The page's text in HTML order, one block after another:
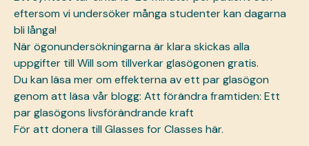
eftersom vi undersöker många studenter kan dagarna
bli långa!
När ögonundersökningarna är klara skickas alla
uppgifter till Will som tillverkar glasögonen gratis.
Du kan läsa mer om effekterna av ett par glasögon
genom att läsa vår blogg: Att förändra framtiden: Ett
par glasögons livsförändrande kraft
För att donera till Glasses for Classes här.